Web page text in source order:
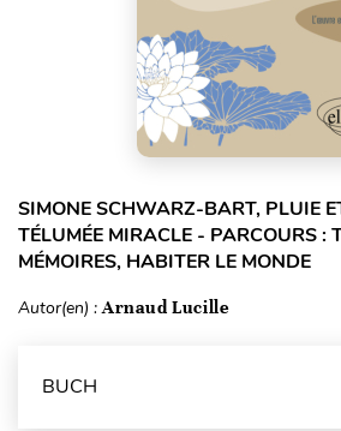
SIMONE SCHWARZ-BART, PLUIE
TÉLUMÉE MIRACLE - PARCOURS :
MÉMOIRES, HABITER LE MONDE
Autor(en) :Arnaud Lucille
BUCH